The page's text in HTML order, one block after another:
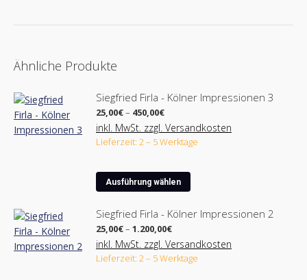
Ähnliche Produkte
Siegfried Firla - Kölner Impressionen 3
25,00€– 450,00€Preisspanne:
25,00€
bis
450,00€
inkl. MwSt. zzgl. Versandkosten
Lieferzeit: 2 – 5 Werktage
Ausführung wählen
Dieses
Produkt
weist
mehrere
Varianten
auf.
Siegfried Firla - Kölner Impressionen 2
25,00€– 1.200,00€Preisspanne:
25,00€
bis
1.200,00€
inkl. MwSt. zzgl. Versandkosten
Lieferzeit: 2 – 5 Werktage